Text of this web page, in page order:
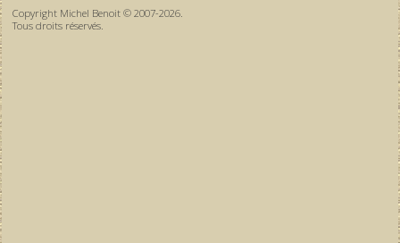
Copyright Michel Benoit © 2007-2026.
Tous droits réservés.